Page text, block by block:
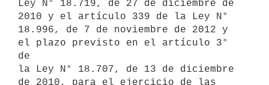
Ley N° 18.719, de 27 de diciembre de
2010 y el artículo 339 de la Ley N°
18.996, de 7 de noviembre de 2012 y
el plazo previsto en el artículo 3°
de
la Ley N° 18.707, de 13 de diciembre
de 2010, para el ejercicio de las